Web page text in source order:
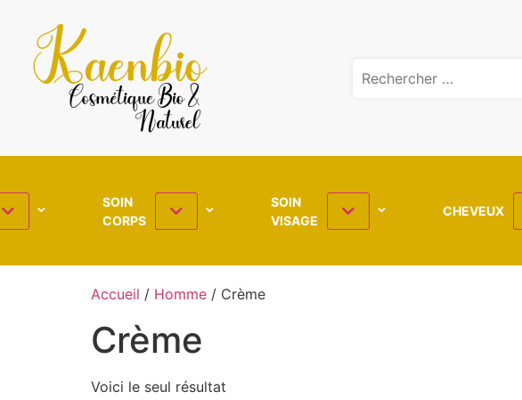
SOIN
CORPS
SOIN
VISAGE
CHEVEUX
Accueil / Homme / Crème
Crème
Voici le seul résultat